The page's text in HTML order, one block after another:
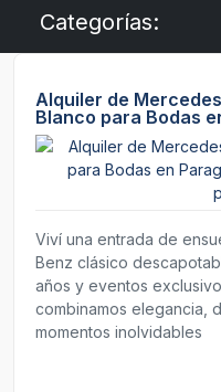
Categorías:
Alquiler de
Blanco para Bodas
Viví una entrada de
Benz clásico
años y eventos
combinamos elegancia,
momentos inolvidables